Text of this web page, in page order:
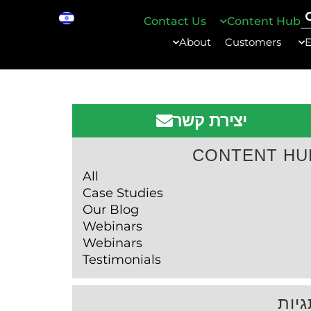
Content Hub
Contact Us
Customers
About
יצירת קשר
CONTENT
All
Case Studies
Our Blog
Webinars
Webinars
Testimonials